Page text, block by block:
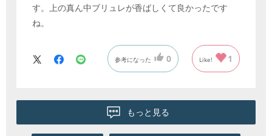
す。上の真ん中ブリュレが香ばしくて良かったです
ね。
参考になった 0 Like! 1
もっと見る